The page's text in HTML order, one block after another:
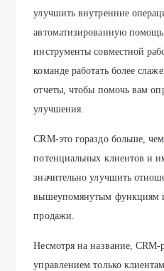
улучшить внутренние
автоматизированную
инструменты совместной
команде работать более
отчеты, чтобы помочь вам
улучшения.
CRM-это гораздо больше,
потенциальных клиентов и
значительно улучшить
вышеупомянутым функциям
продажи.
Несмотря на название,
управлением только